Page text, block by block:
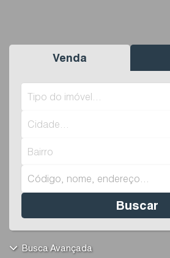
Venda
Tipo do imóvel...
Cidade...
Bairro
Buscar
Busca Avançada